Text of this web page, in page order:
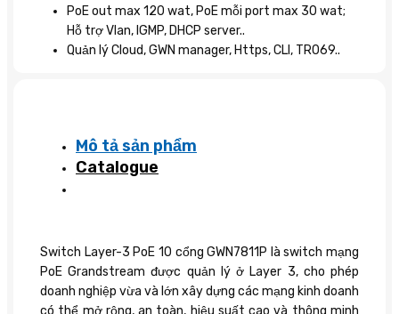
PoE out max 120 wat, PoE mỗi port max 30 wat;
Hỗ trợ Vlan, IGMP, DHCP server..
Quản lý Cloud, GWN manager, Https, CLI, TR069..
Mô tả sản phẩm
Catalogue
Switch Layer-3 PoE 10 cổng GWN7811P là switch mạng
PoE Grandstream được quản lý ở Layer 3, cho phép
doanh nghiệp vừa và lớn xây dựng các mạng kinh doanh
có thể mở rộng, an toàn, hiệu suất cao và thông minh